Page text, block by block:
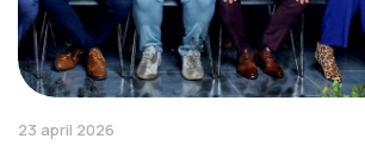
23 april 2026